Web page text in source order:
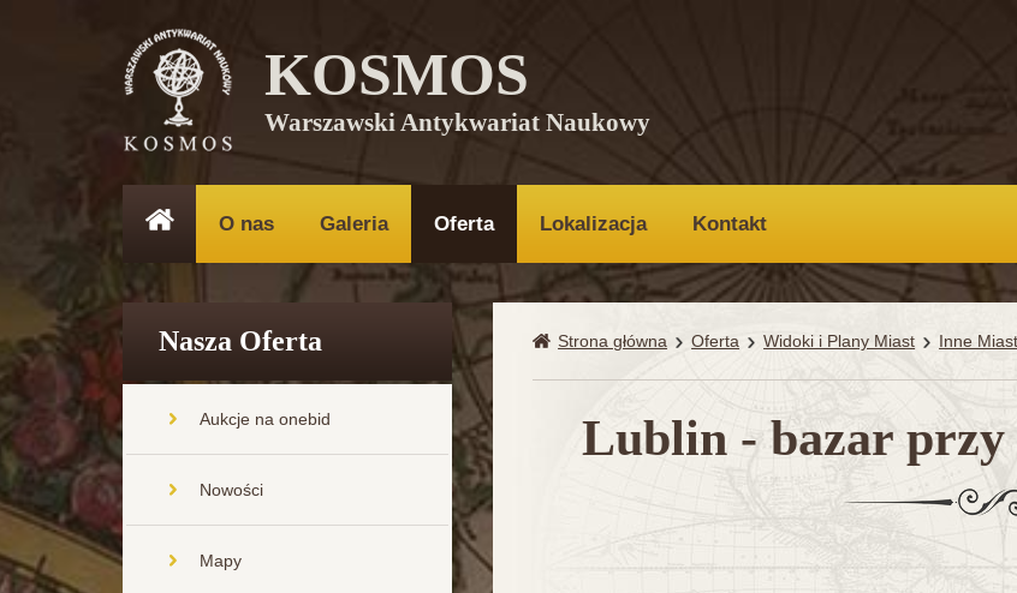
KOSMOS
Warszawski Antykwariat Naukowy
O nas Galeria Oferta Lokalizacja Kontakt
Nasza Oferta
Aukcje na onebid
Nowości
Mapy
Strona główna Oferta Widoki i Plany Miast Inne
Lublin - bazar